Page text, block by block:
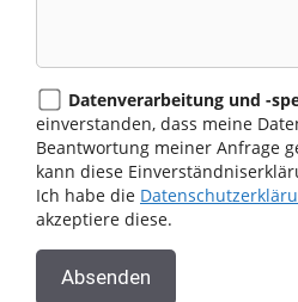
Datenverarbeitung und -
einverstanden, dass meine
Beantwortung meiner Anfrage
kann diese
Ich habe die
akzeptiere diese.